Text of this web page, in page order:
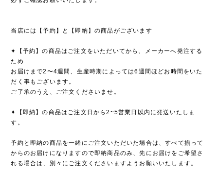
当店には【予約】と【即納】の商品がございます
✦【予約】の商品はご注文をいただいてから、メーカーへ発注する
ため
お届けまで2〜4週間、生産時期によっては6週間ほどお時間をいた
だく事もございます。
ご了承のうえ、ご注文くださいませ。
✦【即納】の商品はご注文日から2~5営業日以内に発送いたしま
す。
予約と即納の商品を一緒にご注文いただいた場合は、すべて揃って
からのお届けになりますので即納商品のみ、先にお届けをご希望さ
れる場合は、別々にご注文くださいますようお願いいたします。